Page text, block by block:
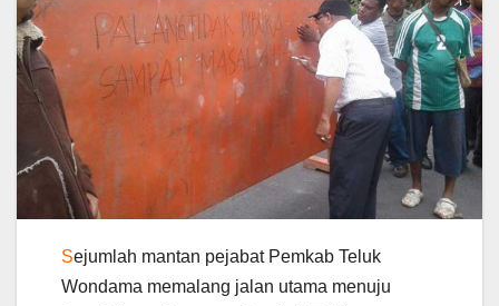
Sejumlah mantan pejabat Pemkab Teluk
Wondama memalang jalan utama menuju